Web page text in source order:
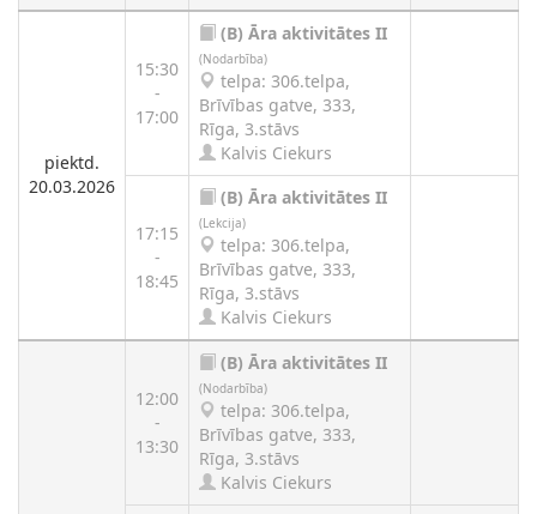
piektd.
20.03.2026
15:30
-
17:00
(B) Āra aktivitātes II
(Nodarbība)
telpa: 306.telpa,
Brīvības gatve, 333,
Rīga, 3.stāvs
Kalvis Ciekurs
17:15
-
18:45
(B) Āra aktivitātes II
(Lekcija)
telpa: 306.telpa,
Brīvības gatve, 333,
Rīga, 3.stāvs
Kalvis Ciekurs
12:00
-
13:30
(B) Āra aktivitātes II
(Nodarbība)
telpa: 306.telpa,
Brīvības gatve, 333,
Rīga, 3.stāvs
Kalvis Ciekurs